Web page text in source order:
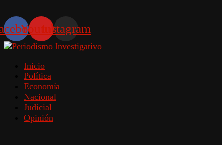
YoutubeInstagram
Inicio
Política
Economía
Nacional
Judicial
Opinión